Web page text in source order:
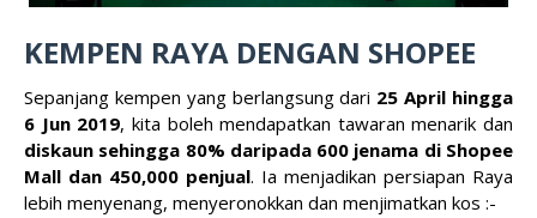
KEMPEN RAYA DENGAN SHOPEE
Sepanjang kempen yang berlangsung dari 25 April hingga
6 Jun 2019, kita boleh mendapatkan tawaran menarik dan
diskaun sehingga 80% daripada 600 jenama di Shopee
Mall dan 450,000 penjual. Ia menjadikan persiapan Raya
lebih menyenang, menyeronokkan dan menjimatkan kos :-